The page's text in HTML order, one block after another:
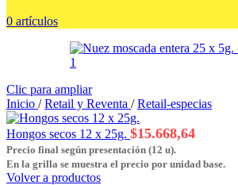
0 artículos
Clic para ampliar
Inicio / Retail y Reventa / Retail-especias
Hongos secos 12 x 25g. $15.668,64
Precio final según presentación (12 u).
En la grilla se muestra el precio por unidad base.
Volver a productos